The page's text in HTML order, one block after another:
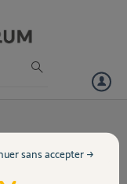
d'une
sans accepter →